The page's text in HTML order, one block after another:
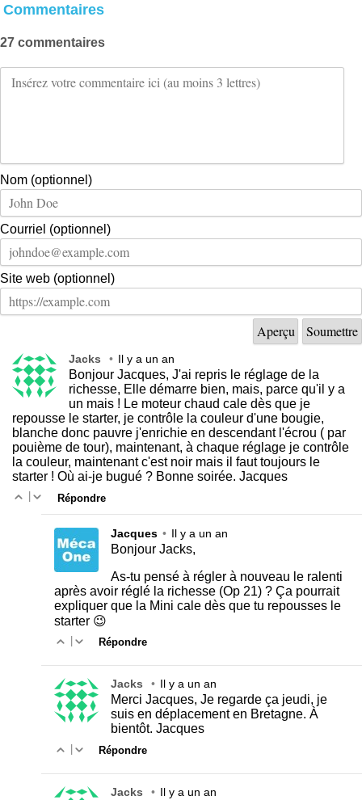
Commentaires
27 commentaires
Nom (optionnel)
Courriel (optionnel)
Site web (optionnel)
Jacks • Il y a un an
Bonjour Jacques, J'ai repris le réglage de la
richesse, Elle démarre bien, mais, parce qu'il y a
un mais ! Le moteur chaud cale dès que je
repousse le starter, je contrôle la couleur d'une bougie,
blanche donc pauvre j'enrichie en descendant l'écrou ( par
pouième de tour), maintenant, à chaque réglage je contrôle
la couleur, maintenant c'est noir mais il faut toujours le
starter ! Où ai-je bugué ? Bonne soirée. Jacques
Répondre
Jacques • Il y a un an
Bonjour Jacks,
As-tu pensé à régler à nouveau le ralenti
après avoir réglé la richesse (Op 21) ? Ça pourrait
expliquer que la Mini cale dès que tu repousses le
starter 😉
Répondre
Jacks • Il y a un an
Merci Jacques, Je regarde ça jeudi, je
suis en déplacement en Bretagne. À
bientôt. Jacques
| Répondre
Jacks • Il y a un an